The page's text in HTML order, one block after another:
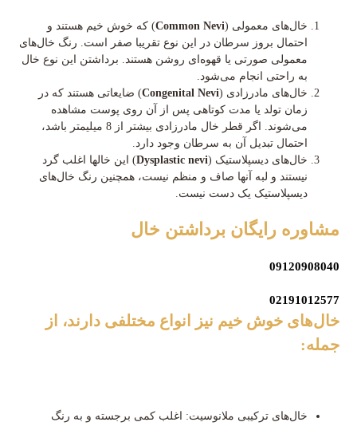
خال‌های معمولی (Common Nevi) که خوش خیم هستند و
احتمال بروز سرطان در این نوع تقریبا صفر است. رنگ خال‌های
معمولی صورتی یا قهوه‌ای روشن هستند. برداشتن این نوع خال
به راحتی انجام می‌شود.
خال‌های مادرزادی (Congenital Nevi) ضایعاتی هستند که در
زمان تولد یا مدت کوتاهی پس از آن روی پوست مشاهده
می‌شوند. اگر قطر خال مادرزادی بیشتر از 8 میلیمتر باشد،
احتمال تبدیل آن به سرطان وجود دارد.
خال‎‎‌های دیسپلاستیک (
Dysplastic nevi) این خالها اغلب گرد
نیستند و لبه آنها صاف و منظم نیست، همچنین رنگ خال‌های
دیسپلاستیک یک دست نیست.
مشاوره رایگان برداشتن خال
09120908040
02191012577
خال‎‌های خوش خیم نیز انواع مختلفی دارند، از
جمله:
خال‌های ترکیبی ملانوسیت: اغلب کمی برجسته و به رنگ